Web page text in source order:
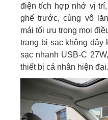
điện tích hợp nhớ vị
ghế trước, cùng vô
mái tối ưu trong mọi
trang bị sạc không dây
sạc nhanh USB-C
thiết bị cá nhân hiện đại.